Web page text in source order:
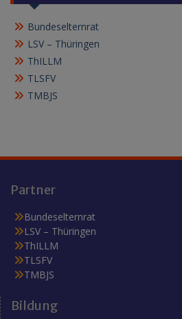
Bundeselternrat
LSV – Thüringen
ThILLM
TLSFV
TMBJS
Partner
Bundeselternrat
LSV – Thüringen
ThILLM
TLSFV
TMBJS
Bildung